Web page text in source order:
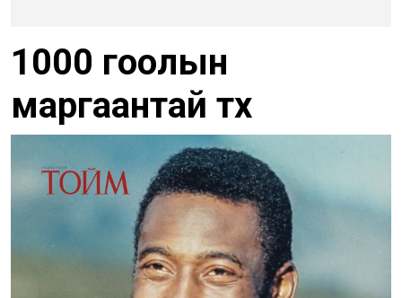
1000 гоолын
маргаантай түүх